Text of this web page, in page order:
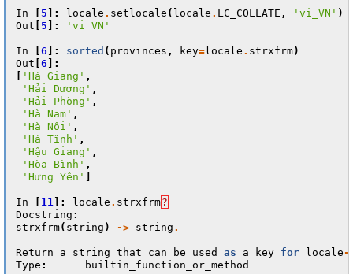
In 5 ]: locale . setlocale ( locale . LC_COLLATE , 'vi_VN' )
Out
5 ]: 'vi_VN'
In 6 ]: sorted ( provinces , key=locale . strxfrm)
Out 6 ]:
'Hà Giang' ,
'Hải Dương' ,
'Hải Phòng' ,
'Hà Nam' ,
'Hà Nội' ,
'Hà Tĩnh' ,
'Hậu Giang' ,
'Hòa Bình' ,
'Hưng Yên'
In 11 ]: locale . strxfrm?
Docstring :
strxfrm( string ) -> string .
Return a string that can be used as a key for locale -
Type : builtin_function_or_method